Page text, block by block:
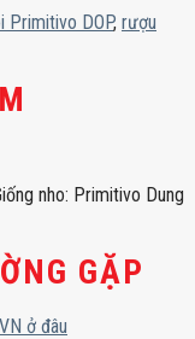
Primitivo DOP, rượu
nho: Primitivo Dung
GẶP
ở đâu